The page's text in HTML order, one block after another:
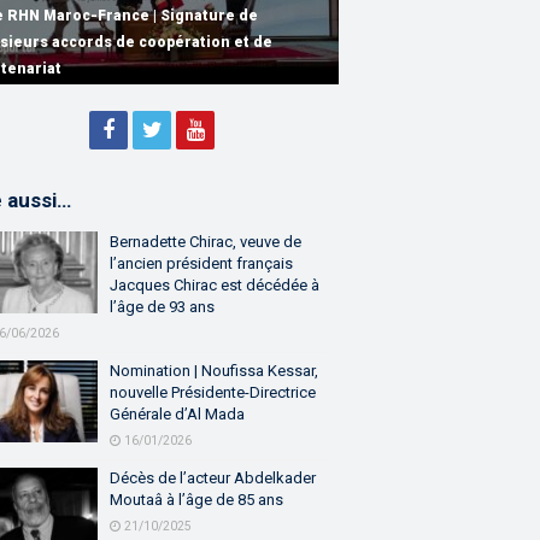
RHN Maroc-France | Signature de
accords de coopération et de
RHN Maroc-France | Discours de
Lecornu premier ministre français
Réunion de Haut Niveau Maroc-France |
de M. Aziz Akhannouch
aussi…
Bernadette Chirac, veuve de
l’ancien président français
Jacques Chirac est décédée à
l’âge de 93 ans
06/2026
Nomination | Noufissa Kessar,
nouvelle Présidente-Directrice
Générale d’Al Mada
16/01/2026
Décès de l’acteur Abdelkader
Moutaâ à l’âge de 85 ans
21/10/2025